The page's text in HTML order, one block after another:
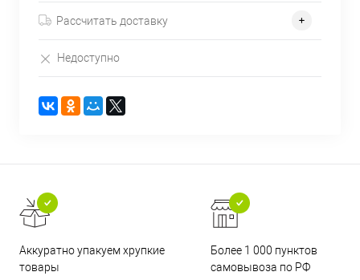
Рассчитать доставку
Недоступно
Аккуратно упакуем хрупкие
товары
Более 1 000 пунктов
самовывоза по РФ